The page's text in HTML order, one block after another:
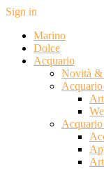
Sign in
Marino
Dolce
Acquario
Novità &